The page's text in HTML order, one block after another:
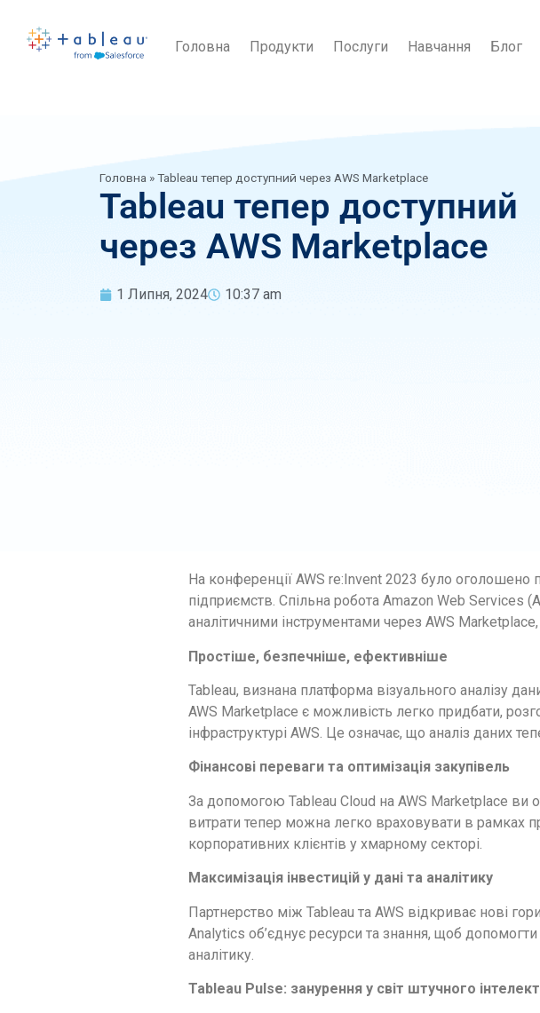
Головна Продукти Послуги Навчання Блог
Головна »Tableau тепер доступний через AWS Marketplace
Tableau тепер доступний
через AWS Marketplace
1 Липня, 2024 10:37 am
На конференції AWS re:Invent 2023 було
підприємств. Спільна робота Amazon Web Services
аналітичними інструментами через AWS
Простіше, безпечніше, ефективніше
Tableau, визнана платформа візуального аналізу
AWS Marketplace є можливість легко придбати,
інфраструктурі AWS. Це означає, що аналіз даних
Фінансові переваги та оптимізація закупівель
За допомогою Tableau Cloud на AWS Marketplace ви
витрати тепер можна легко враховувати в рамках
корпоративних клієнтів у хмарному секторі.
Максимізація інвестицій у дані та аналітику
Партнерство між Tableau та AWS відкриває нові
Analytics об’єднує ресурси та знання, щоб
аналітику.
Tableau Pulse: занурення у світ штучного